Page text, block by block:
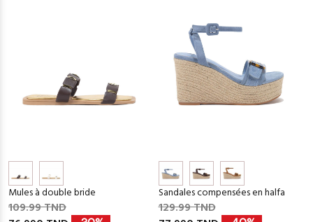
Mules à double bride
109.99 TND
Sandales compensées en halfa
129.99 TND